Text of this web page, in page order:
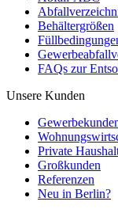
Behältergrößen
FAQs zur
Unsere Kunden
Private
Großkunden
Referenzen
Neu in Berlin?